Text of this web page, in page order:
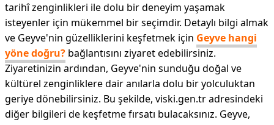
tarihî zenginlikleri ile dolu bir deneyim yaşamak
isteyenler için mükemmel bir seçimdir. Detaylı bilgi almak
ve Geyve'nin güzelliklerini keşfetmek için Geyve hangi
yöne doğru? bağlantısını ziyaret edebilirsiniz.
Ziyaretinizin ardından, Geyve'nin sunduğu doğal ve
kültürel zenginliklere dair anılarla dolu bir yolculuktan
geriye dönebilirsiniz. Bu şekilde, viski.gen.tr adresindeki
diğer bilgileri de keşfetme fırsatı bulacaksınız. Geyve,